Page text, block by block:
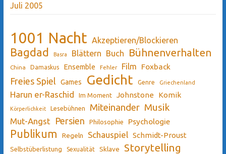
Juli 2005
1001 Nacht Akzeptieren/Blockieren
Bagdad Basra Blättern Buch Bühnenverhalten
China Damaskus Ensemble Fehler Film Foxback
Freies Spiel Games Gedicht Genre Griechenland
Harun er-Raschid Im Moment Johnstone Komik
Körperlichkeit Lesebühnen Miteinander Musik
Mut-Angst Persien Philosophie Psychologie
Publikum Regeln Schauspiel Schmidt-Proust
Selbstüberlistung Sexualität Sklave Storytelling